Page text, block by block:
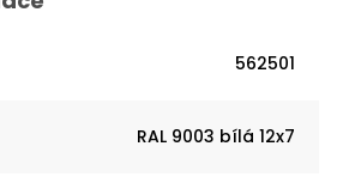
562501
RAL 9003 bílá 12x7